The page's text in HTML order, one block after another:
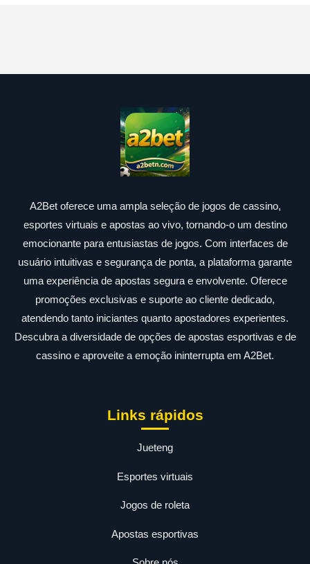
A2Bet oferece uma ampla seleção de jogos de cassino,
esportes virtuais e apostas ao vivo, tornando-o um destino
emocionante para entusiastas de jogos. Com interfaces de
usuário intuitivas e segurança de ponta, a plataforma garante
uma experiência de apostas segura e envolvente. Oferece
promoções exclusivas e suporte ao cliente dedicado,
atendendo tanto iniciantes quanto apostadores experientes.
Descubra a diversidade de opções de apostas esportivas e de
cassino e aproveite a emoção ininterrupta em A2Bet.
Links rápidos
Jueteng
Esportes virtuais
Jogos de roleta
Apostas esportivas